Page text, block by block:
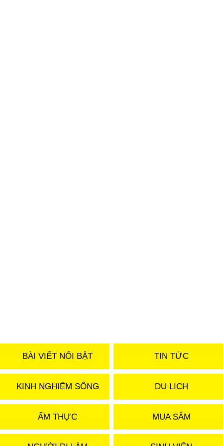
BÀI VIẾT NỔI BẬT TIN TỨC
KINH NGHIỆM SỐNG DU LỊCH
ẨM THỰC MUA SẮM